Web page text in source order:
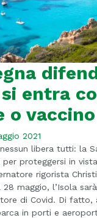
entra
o vaccino
2021
libera tutti: la
proteggersi in
rigorista
maggio, l’Isola
di Covid. Di fatto,
in porti e